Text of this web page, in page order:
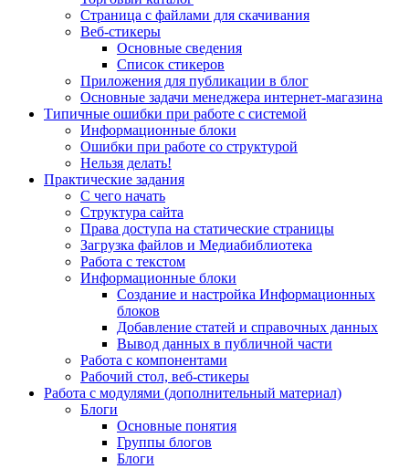
Страница с файлами для скачивания
Веб-стикеры
Основные сведения
Список стикеров
Приложения для публикации в блог
Основные задачи менеджера интернет-магазина
Типичные ошибки при работе с системой
Информационные блоки
Ошибки при работе со структурой
Нельзя делать!
Практические задания
С чего начать
Структура сайта
Права доступа на статические страницы
Загрузка файлов и Медиабиблиотека
Работа с текстом
Информационные блоки
Создание и настройка Информационных
блоков
Добавление статей и справочных данных
Вывод данных в публичной части
Работа с компонентами
Рабочий стол, веб-стикеры
Работа с модулями (дополнительный материал)
Блоги
Основные понятия
Группы блогов
Блоги